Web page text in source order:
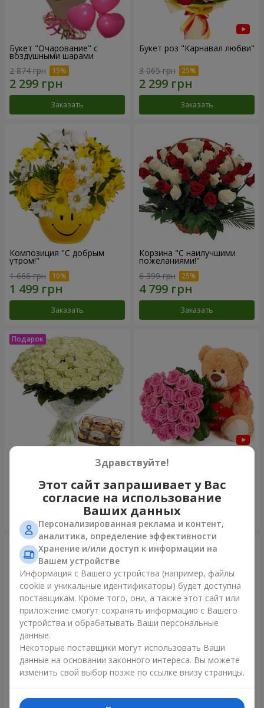
Букет "Очарование" с
воздушными шарами
2 874 грн
Заказать
Букет роз "Карнавал любви"
3 065 грн
Заказать
Композиция "С добрым
утром!"
1 666 грн
Заказать
Корзина "С наилучшими
пожеланиями!"
6 399 грн
Заказать
6 141 грн
Мишка с букетом
2 822 грн
Заказать
151 красная роза Букет "Очей очарованье"
Здравствуйте!
Этот сайт запрашивает у Вас
согласие на использование
Ваших данных
Персонализированная реклама и контент,
аналитика, определение эффективности
Хранение и/или доступ к информации на
Вашем устройстве
Информация с Вашего устройства (например, файлы
cookie и уникальные идентификаторы) будет доступна
поставщикам. Кроме того, они, а также этот сайт или
приложение смогут сохранять информацию с Вашего
устройства и обрабатывать Ваши персональные
данные.
Некоторые поставщики могут использовать Ваши
данные на основании законного интереса. Вы можете
изменить свой выбор позже по ссылке внизу страницы.